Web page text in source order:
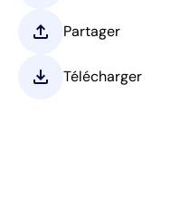
upload Partager
download Télécharger